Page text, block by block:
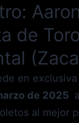
de
en
de 2025
al mejor